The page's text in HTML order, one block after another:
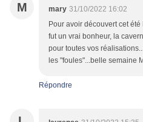
M mary 31/10/2022 16:02
Pour avoir découvert cet
fut un vrai bonheur, la
pour toutes vos
les "foules"...belle semaine
Répondre